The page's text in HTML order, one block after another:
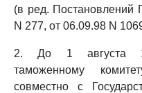
(в ред. Постановлений
N 277, от 06.09.98 N
2. До 1 августа
таможенному
совместно с